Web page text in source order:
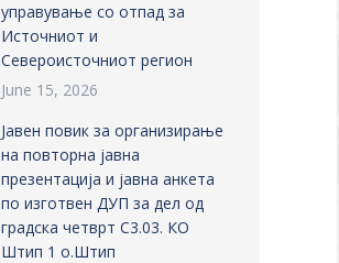
управување со отпад за
Источниот и
Североисточниот регион
June 15, 2026
Јавен повик за организирање
на повторна јавна
презентација и јавна анкета
по изготвен ДУП за дел од
градска четврт С3.03. КО
Штип 1 о.Штип